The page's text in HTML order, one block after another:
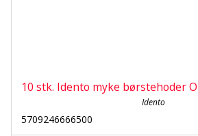
10 stk. Idento myke børstehoder
Idento
5709246666500